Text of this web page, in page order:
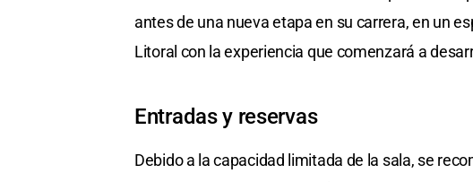
antes de una nueva etapa en su carrera, en un
Litoral con la experiencia que comenzará a
Entradas y reservas
Debido a la capacidad limitada de la sala, se